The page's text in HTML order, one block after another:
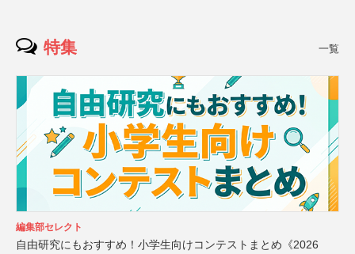
特集 一覧
編集部セレクト
自由研究にもおすすめ！小学生向けコンテストまとめ《2026